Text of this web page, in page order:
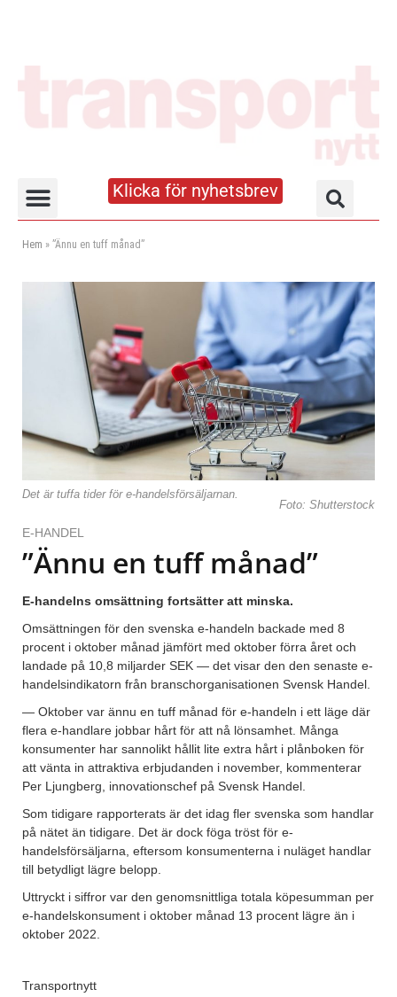
Klicka för nyhetsbrev
Hem » ”Ännu en tuff månad”
Det är tuffa tider för e-handelsförsäljarnan.
Foto: Shutterstock
E-HANDEL
”Ännu en tuff månad”
E-handelns omsättning fortsätter att minska.
Omsättningen för den svenska e-handeln backade med 8
procent i oktober månad jämfört med oktober förra året och
landade på 10,8 miljarder SEK — det visar den den senaste e-
handelsindikatorn från branschorganisationen Svensk Handel.
— Oktober var ännu en tuff månad för e-handeln i ett läge där
flera e-handlare jobbar hårt för att nå lönsamhet. Många
konsumenter har sannolikt hållit lite extra hårt i plånboken för
att vänta in attraktiva erbjudanden i november, kommenterar
Per Ljungberg, innovationschef på Svensk Handel.
Som tidigare rapporterats är det idag fler svenska som handlar
på nätet än tidigare. Det är dock föga tröst för e-
handelsförsäljarna, eftersom konsumenterna i nuläget handlar
till betydligt lägre belopp.
Uttryckt i siffror var den genomsnittliga totala köpesumman per
e-handelskonsument i oktober månad 13 procent lägre än i
oktober 2022.
Transportnytt